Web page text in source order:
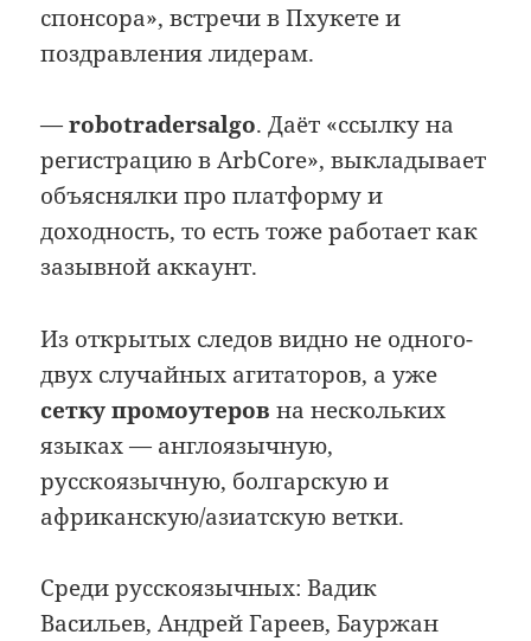
спонсора», встречи в Пхукете и
поздравления лидерам.
—robotradersalgo. Даёт «ссылку на
регистрацию в ArbCore», выкладывает
объяснялки про платформу и
доходность, то есть тоже работает как
зазывной аккаунт.
Из открытых следов видно не одного-
двух случайных агитаторов, а уже
сетку промоутеров на нескольких
языках — англоязычную,
русскоязычную, болгарскую и
африканскую/азиатскую ветки.
Среди русскоязычных: Вадик
Васильев, Андрей Гареев, Бауржан